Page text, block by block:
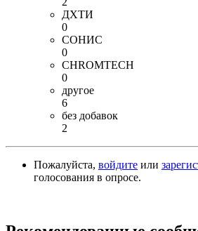
ДХТИ
0
СОНИС
0
CHROMTECH
0
другое
6
без добавок
2
Пожалуйста, войдите или
голосования в опросе.